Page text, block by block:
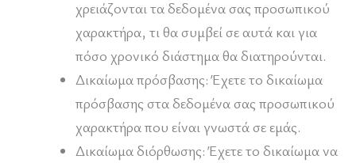
χρειάζονται τα δεδομένα σας προσωπικού
χαρακτήρα, τι θα συμβεί σε αυτά και για
πόσο χρονικό διάστημα θα διατηρούνται.
Δικαίωμα πρόσβασης: Έχετε το δικαίωμα
πρόσβασης στα δεδομένα σας προσωπικού
χαρακτήρα που είναι γνωστά σε εμάς.
Δικαίωμα διόρθωσης: Έχετε το δικαίωμα να